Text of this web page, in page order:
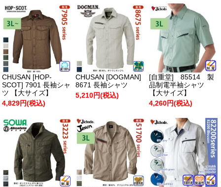
CHUSAN [HOP-
SCOT] 7901 長袖シャ
ツ 【大サイズ】
4,829円(税込)
CHUSAN [DOGMAN]
8671 長袖シャツ
5,210円(税込)
[自重堂] 85514 製
品制電半袖シャツ
【大サイズ】
4,260円(税込)